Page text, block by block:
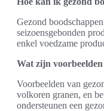
Gezond
seizoensgebonden
enkel voedzame
Wat zijn
Voorbeelden van
volkoren granen, en
ondersteunen een